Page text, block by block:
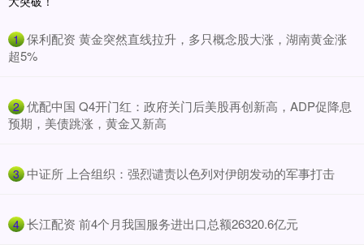
1 ​保利配资 黄金突然直线拉升，多只概念股大涨，湖南黄金涨
超5%
2 ​优配中国 Q4开门红：政府关门后美股再创新高，ADP促降息
预期，美债跳涨，黄金又新高
3 ​中证所 上合组织：强烈谴责以色列对伊朗发动的军事打击
4 ​长江配资 前4个月我国服务进出口总额26320.6亿元